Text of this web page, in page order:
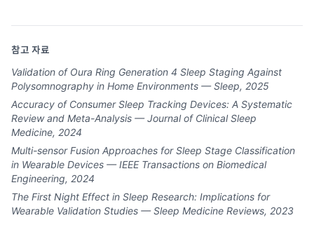
참고 자료
Validation of Oura Ring Generation 4 Sleep Staging Against
Polysomnography in Home Environments — Sleep, 2025
Accuracy of Consumer Sleep Tracking Devices: A Systematic
Review and Meta-Analysis — Journal of Clinical Sleep
Medicine, 2024
Multi-sensor Fusion Approaches for Sleep Stage Classification
in Wearable Devices — IEEE Transactions on Biomedical
Engineering, 2024
The First Night Effect in Sleep Research: Implications for
Wearable Validation Studies — Sleep Medicine Reviews, 2023